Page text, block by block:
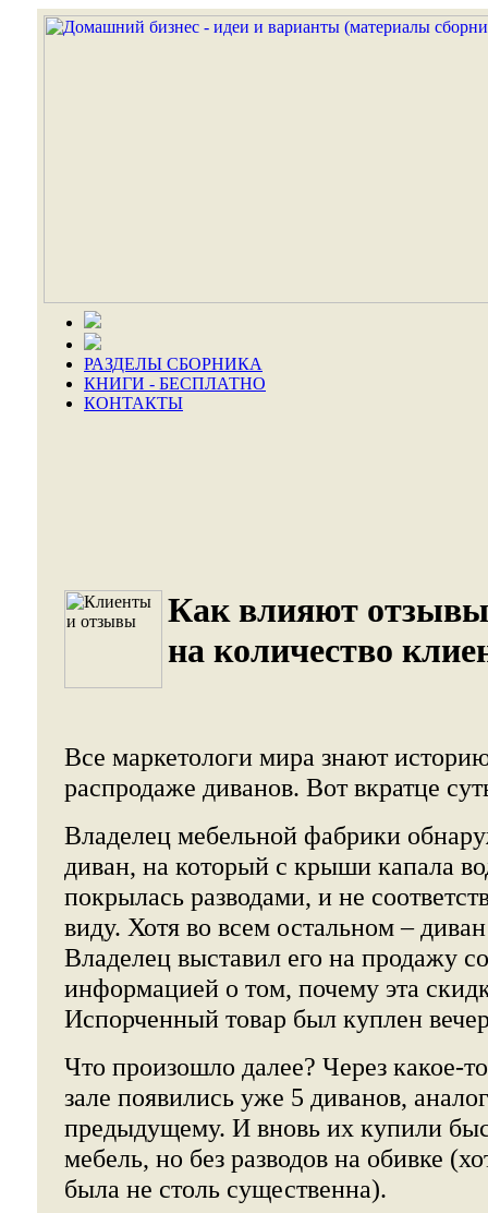
РАЗДЕЛЫ СБОРНИКА
КНИГИ - БЕСПЛАТНО
КОНТАКТЫ
Как влияют отзывы
на количество
Все маркетологи мира знают
распродаже диванов. Вот вкратце
Владелец мебельной фабрики
диван, на который с крыши капала
покрылась разводами, и не
виду. Хотя во всем остальном –
Владелец выставил его на продажу
информацией о том, почему эта
Испорченный товар был куплен
Что произошло далее? Через какое-
зале появились уже 5 диванов,
предыдущему. И вновь их купили
мебель, но без разводов на обивке
была не столь существенна).